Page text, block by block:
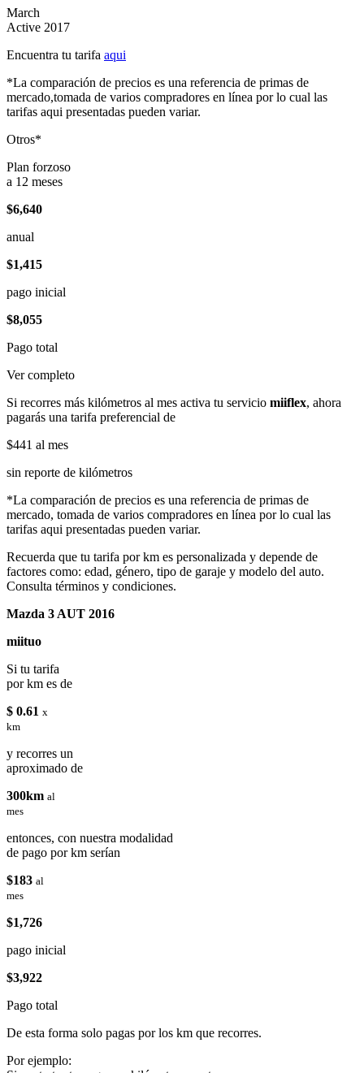
March
Active 2017
Encuentra tu tarifa aqui
*La comparación de precios es una referencia de primas de
mercado,tomada de varios compradores en línea por lo cual las
tarifas aqui presentadas pueden variar.
Otros*
Plan forzoso
a 12 meses
$6,640
anual
$1,415
pago inicial
$8,055
Pago total
Ver completo
Si recorres más kilómetros al mes activa tu servicio miiflex, ahora
pagarás una tarifa preferencial de
$441 al mes
sin reporte de kilómetros
*La comparación de precios es una referencia de primas de
mercado, tomada de varios compradores en línea por lo cual las
tarifas aqui presentadas pueden variar.
Recuerda que tu tarifa por km es personalizada y depende de
factores como: edad, género, tipo de garaje y modelo del auto.
Consulta términos y condiciones.
Mazda 3 AUT 2016
miituo
Si tu tarifa
por km es de
$ 0.61 x
km
y recorres un
aproximado de
300km al
mes
entonces, con nuestra modalidad
de pago por km serían
$183 al
mes
$1,726
pago inicial
$3,922
Pago total
De esta forma solo pagas por los km que recorres.
Por ejemplo: